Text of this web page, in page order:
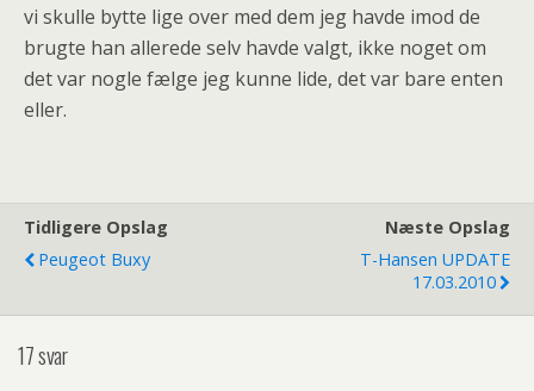
vi skulle bytte lige over med dem jeg havde imod de
brugte han allerede selv havde valgt, ikke noget om
det var nogle fælge jeg kunne lide, det var bare enten
eller.
Tidligere Opslag
Peugeot Buxy
Næste Opslag
T-Hansen UPDATE
17.03.2010
17 svar